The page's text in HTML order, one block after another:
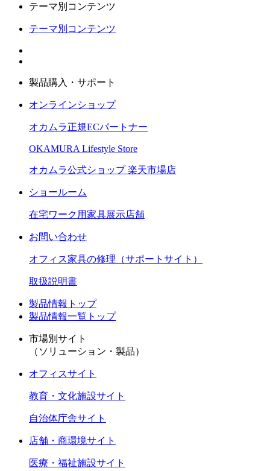
テーマ別コンテンツ
テーマ別コンテンツ
製品購入・サポート
オンラインショップ
オカムラ正規ECパートナー
OKAMURA Lifestyle Store
オカムラ公式ショップ 楽天市場店
ショールーム
在宅ワーク用家具展示店舗
お問い合わせ
オフィス家具の修理（サポートサイト）
取扱説明書
製品情報トップ
製品情報一覧トップ
市場別サイト
（ソリューション・製品）
オフィスサイト
教育・文化施設サイト
自治体庁舎サイト
店舗・商環境サイト
医療・福祉施設サイト